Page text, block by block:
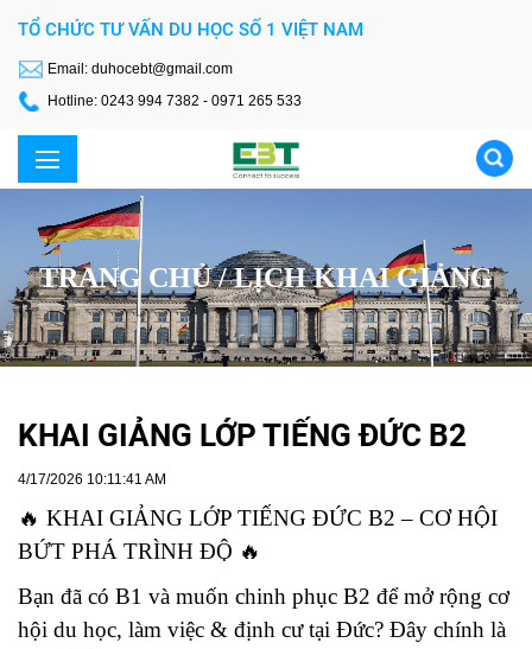
TỔ CHỨC TƯ VẤN DU HỌC SỐ 1 VIỆT NAM
Email: duhocebt@gmail.com
Hotline: 0243 994 7382 - 0971 265 533
TRANG CHỦ / LỊCH KHAI GIẢNG
KHÓA HỌC
KHAI GIẢNG LỚP TIẾNG ĐỨC B2
4/17/2026 10:11:41 AM
🔥 KHAI GIẢNG LỚP TIẾNG ĐỨC B2 – CƠ HỘI
BỨT PHÁ TRÌNH ĐỘ 🔥
Bạn đã có B1 và muốn chinh phục B2 để mở rộng cơ
hội du học, làm việc & định cư tại Đức? Đây chính là